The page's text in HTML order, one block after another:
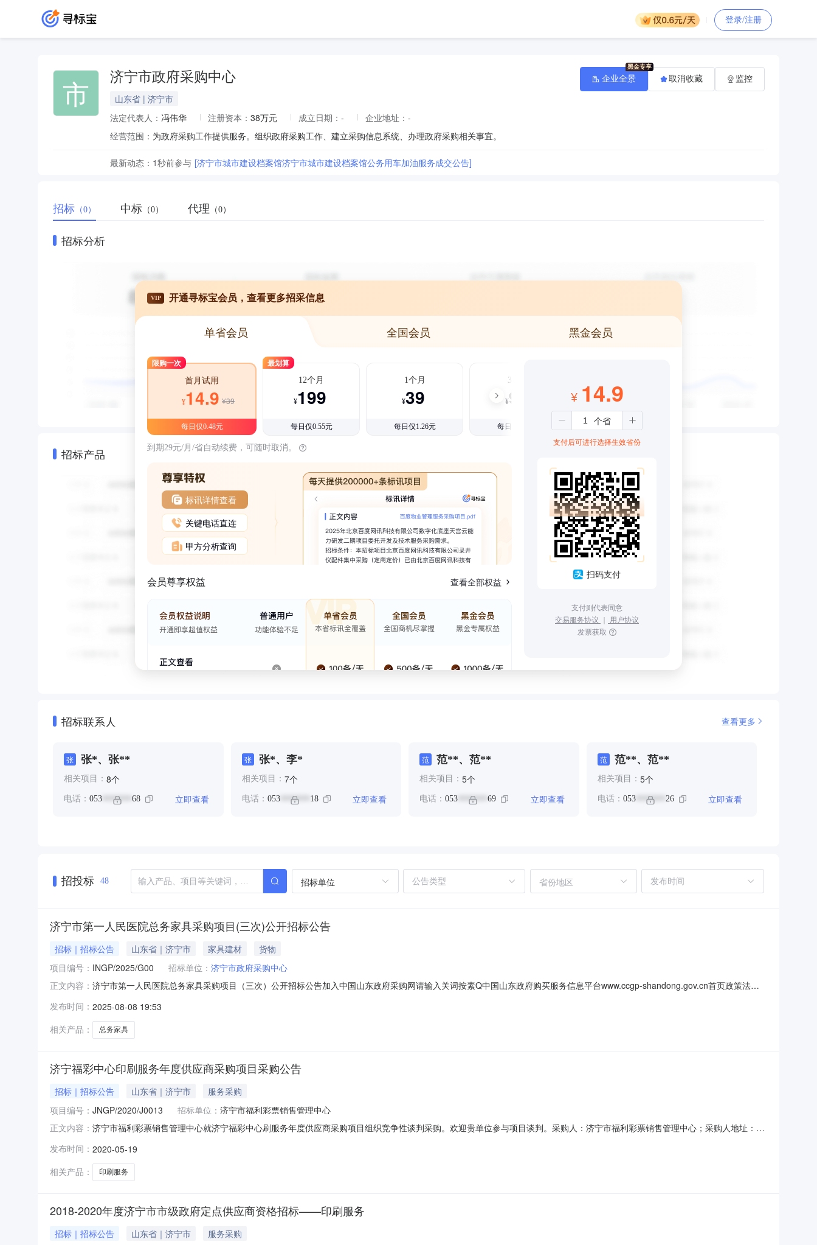
登录/注册
市 济宁市政府采购中心
山东省 | 济宁市
法定代表人： 冯伟华 注册资本： 38万元 成立日期： - 企业地址： -
经营范围： 为政府采购工作提供服务。组织政府采购工作、建立采购信息系统、办理政府采购相关事宜。
最新动态： 1秒前参与 [济宁市城市建设档案馆济宁市城市建设档案馆公务用车加油服务成交公告]
企业全景 取消收藏 监控
招标 （0） 中标 （0） 代理 （0）
招标分析
招标产品
VIP 开通寻标宝会员，查看更多招采信息
单省会员 全国会员 黑金会员
限购一次
首月试用
¥14.9 ¥39
每日仅0.48元
最划算
12个月
¥199
每日仅0.55元
1个月
¥39
每日仅1.26元
3个月
¥99
每日仅1.08元
到期29元/月/省自动续费，可随时取消。
标讯详情查看
关键电话直连
甲方分析查询
会员尊享权益 查看全部权益
¥ 14.9
支付后可进行选择生效省份
扫码支付
支付则代表同意
交易服务协议 ｜ 用户协议
发票获取
招标联系人 查看更多
张 张*、张**
相关项目： 8个
电话： 053 ******* 68 立即查看
张 张*、李*
相关项目： 7个
电话： 053******* 18 立即查看
范 范**、范**
相关项目： 5个
电话： 053 ******* 69 立即查看
范 范**、范**
相关项目： 5个
电话： 053******* 26 立即查看
招投标 48 招标单位 省份地区
济宁市第一人民医院总务家具采购项目(三次)公开招标公告
招标｜招标公告 山东省｜济宁市 家具建材
货物
项目编号： INGP/2025/G00 招标单位： 济宁市政府采购中心
正文内容： 济宁市第一人民医院总务家具采购项目（三次）公开招标公告加入中国山东政府采购网请输入关词按素Q中国山东政府购买服务信息平台www.ccgp-shandong.gov.cn首页政策法规
息宁市第一人民医院总务家具采购项目（三次公开招标公告项目概况济宁市第一人民医院总务家具采购项目（三次）的潜在供应商应在济宁市公共资源交易网站获取采购文件，并于
2025年8月29
发布时间： 2025-08-08 19:53
相关产品：
总务家具
济宁福彩中心印刷服务年度供应商采购项目采购公告
招标｜招标公告 山东省｜济宁市
服务采购
项目编号： JNGP/2020/J0013 招标单位： 济宁市福利彩票销售管理中心
正文内容： 济宁市福利彩票销售管理中心就济宁福彩中心刷服务年度供应商采购项目组织竞争性谈判采购。欢迎贵单位参与项目谈判。采购人：济宁市福利彩票销售管理中心；采购人地址：济
人资格求：4.1投标人须满足《中华人民共和国政府采购法》第22条规。4.2在中国境内注册，具有独立承担民事责任的能力；4.3截止开标当日，投标人(含法代表人)未被各地人民法
院、税务等国
发布时间： 2020-05-19
相关产品：
印刷服务
2018-2020年度济宁市市级政府定点供应商资格招标——印刷服务
招标｜招标公告 山东省｜济宁市
服务采购